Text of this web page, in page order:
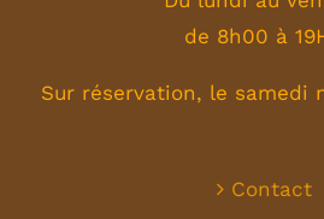
de 8h00 à
Sur réservation, le samedi
Contact